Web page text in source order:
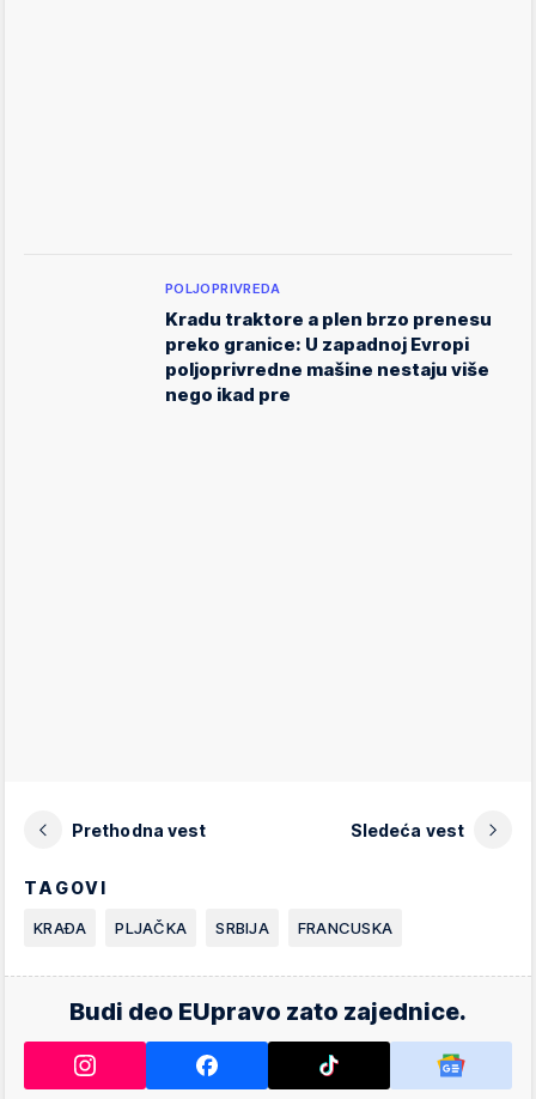
POLJOPRIVREDA
Kradu traktore a plen brzo prenesu
preko granice: U zapadnoj Evropi
poljoprivredne mašine nestaju više
nego ikad pre
Prethodna vest Sledeća vest
TAGOVI
KRAĐA PLJAČKA SRBIJA FRANCUSKA
Budi deo EUpravo zato zajednice.